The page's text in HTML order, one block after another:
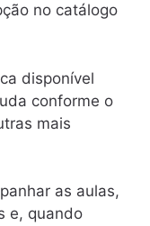
no catálogo
disponível
conforme o
mais
as aulas,
e, quando